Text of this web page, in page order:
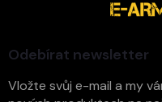
Odebírat newsletter
Vložte svůj e-mail a my